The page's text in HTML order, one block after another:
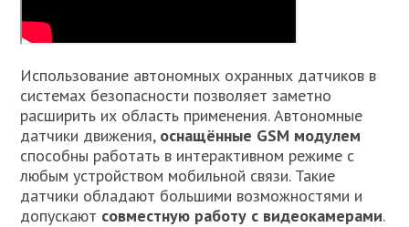
Использование автономных охранных датчиков в
системах безопасности позволяет заметно
расширить их область применения. Автономные
датчики движения, оснащённые GSM модулем
способны работать в интерактивном режиме с
любым устройством мобильной связи. Такие
датчики обладают большими возможностями и
допускают совместную работу с видеокамерами.